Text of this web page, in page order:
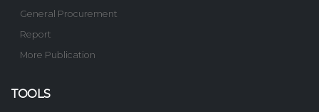
General Procurement
Report
More Publication
TOOLS